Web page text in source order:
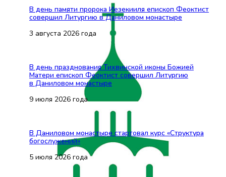
В день памяти пророка Иезекииля епископ Феоктист
совершил Литургию в Даниловом монастыре
3 августа 2026 года
В день празднования Тихвинской иконы Божией
Матери епископ Феоктист совершил Литургию
в Даниловом монастыре
9 июля 2026 года
В Даниловом монастыре стартовал курс «Структура
богослужений»
5 июля 2026 года